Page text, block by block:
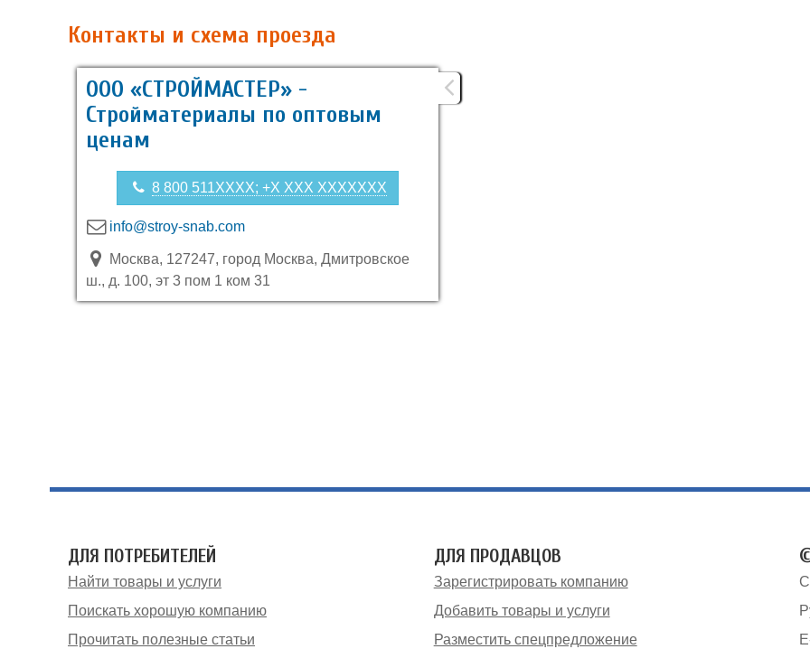
Контакты и схема проезда
ООО «СТРОЙМАСТЕР» -
Стройматериалы по оптовым
ценам
8 800 511XXXX; +X XXX XXXXXXX
info@stroy-snab.com
Москва, 127247, город Москва, Дмитровское
ш., д. 100, эт 3 пом 1 ком 31
ДЛЯ ПОТРЕБИТЕЛЕЙ
Найти товары и услуги
Поискать хорошую компанию
Прочитать полезные статьи
ДЛЯ ПРОДАВЦОВ
Зарегистрировать компанию
Добавить товары и услуги
Разместить спецпредложение